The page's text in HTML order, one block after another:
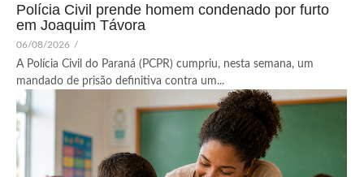
Polícia Civil prende homem condenado por furto
em Joaquim Távora
06/08/2026 /
A Polícia Civil do Paraná (PCPR) cumpriu, nesta semana, um
mandado de prisão definitiva contra um...